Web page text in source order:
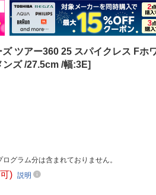
ツアー360 25 スパイクレス Fホ
ズ /27.5cm /幅:3E]
グラム分は含まれておりません。
可)説明